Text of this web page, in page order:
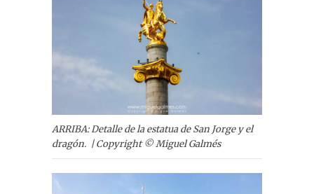
ARRIBA: Detalle de la estatua de San Jorge y el
dragón. | Copyright © Miguel Galmés